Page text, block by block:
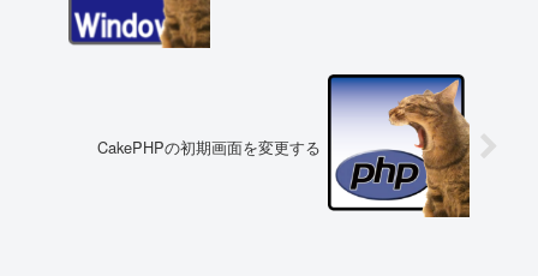
CakePHPの初期画面を変更する